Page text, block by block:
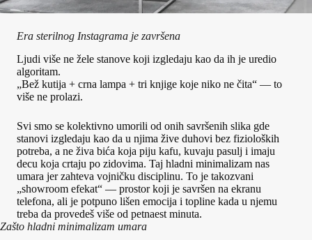
Era sterilnog Instagrama je završena
Ljudi više ne žele stanove koji izgledaju kao da ih je uredio
algoritam.
„Bež kutija + crna lampa + tri knjige koje niko ne čita“ — to
više ne prolazi.
Svi smo se kolektivno umorili od onih savršenih slika gde
stanovi izgledaju kao da u njima žive duhovi bez fizioloških
potreba, a ne živa bića koja piju kafu, kuvaju pasulj i imaju
decu koja crtaju po zidovima. Taj hladni minimalizam nas
umara jer zahteva vojničku disciplinu. To je takozvani
„showroom efekat“ — prostor koji je savršen na ekranu
telefona, ali je potpuno lišen emocija i topline kada u njemu
treba da provedeš više od petnaest minuta.
Zašto hladni minimalizam umara